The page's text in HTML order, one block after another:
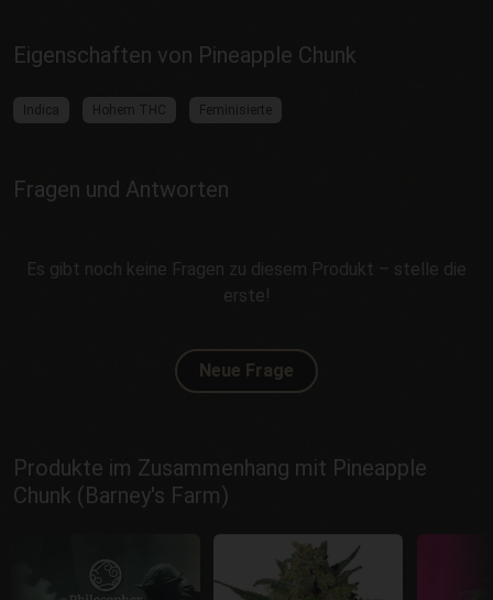
Eigenschaften von Pineapple Chunk
Indica Hohem THC Feminisierte
Fragen und Antworten
Es gibt noch keine Fragen zu diesem Produkt – stelle die
erste!
Neue Frage
Produkte im Zusammenhang mit Pineapple
Chunk (Barney's Farm)